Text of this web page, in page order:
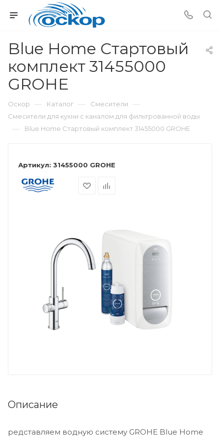
Blue Home Cтартовый
комплект 31455000
GROHE
Оскор — Каталог — Смесители —
Смесители для кухни с каналом для фильтрованной воды
— Blue Home Cтартовый комплект 31455000 GROHE
Артикул: 31455000 GROHE
Описание
редставляем водную систему GROHE Blue Home